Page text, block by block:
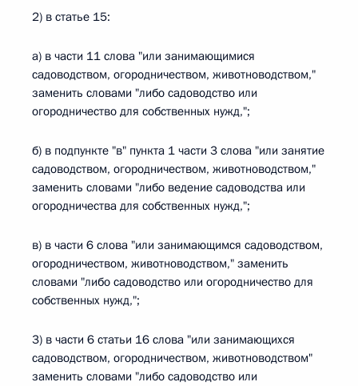
2) в статье 15:
а) в части 11 слова "или занимающимися
садоводством, огородничеством, животноводством,"
заменить словами "либо садоводство или
огородничество для собственных нужд,";
б) в подпункте "в" пункта 1 части 3 слова "или занятие
садоводством, огородничеством, животноводством,"
заменить словами "либо ведение садоводства или
огородничества для собственных нужд,";
в) в части 6 слова "или занимающимся садоводством,
огородничеством, животноводством," заменить
словами "либо садоводство или огородничество для
собственных нужд,";
3) в части 6 статьи 16 слова "или занимающихся
садоводством, огородничеством, животноводством"
заменить словами "либо садоводство или